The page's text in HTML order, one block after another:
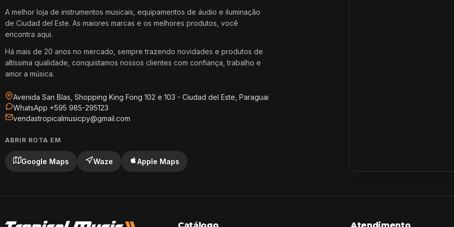
A melhor loja de instrumentos musicais, equipamentos de áudio e iluminação
de Ciudad del Este. As maiores marcas e os melhores produtos, você
encontra aqui.
Há mais de 20 anos no mercado, sempre trazendo novidades e produtos de
altíssima qualidade, conquistamos nossos clientes com confiança, trabalho e
amor a música.
Avenida San Blas, Shopping King Fong 102 e 103 - Ciudad del Este, Paraguai
WhatsApp +595 985-295123
vendastropicalmusicpy@gmail.com
ABRIR ROTA EM
Google Maps Waze Apple Maps
Catálogo Atendimento